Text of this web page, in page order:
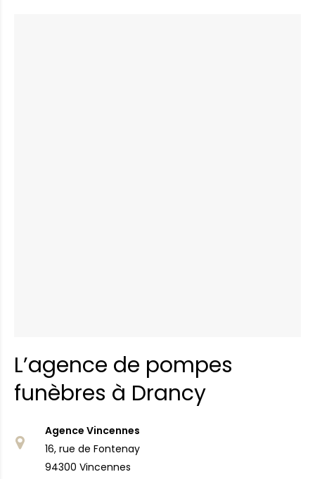
L’agence de pompes
funèbres à Drancy
Agence Vincennes
16, rue de Fontenay
94300 Vincennes